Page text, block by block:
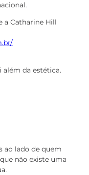
a Catharine Hill
da estética.
ao lado de quem
não existe uma